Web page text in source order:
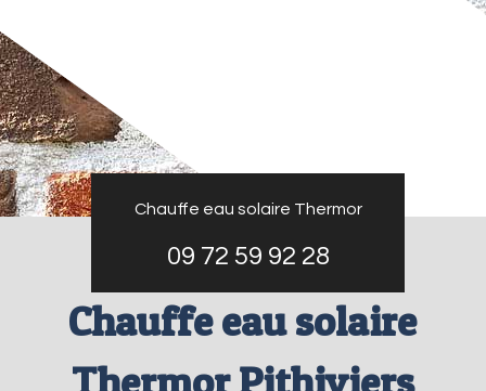
Chauffe eau solaire Thermor
09 72 59 92 28
Chauffe eau solaire